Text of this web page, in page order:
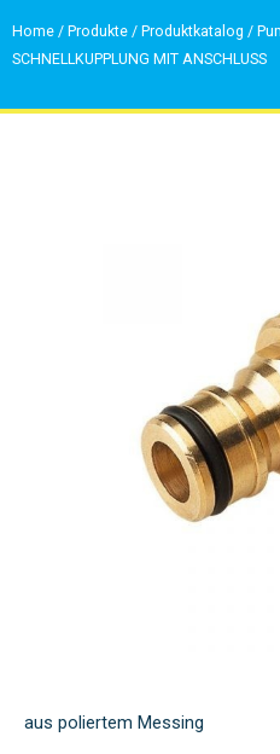
Home / Produkte / Produktkatalog /
SCHNELLKUPPLUNG MIT ANSCHLUSS
aus poliertem Messing